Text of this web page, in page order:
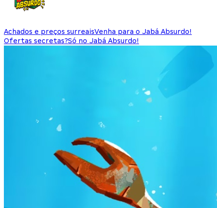
Achados e preços surreaisVenha para o Jabá Absurdo!
Ofertas secretas?Só no Jabá Absurdo!